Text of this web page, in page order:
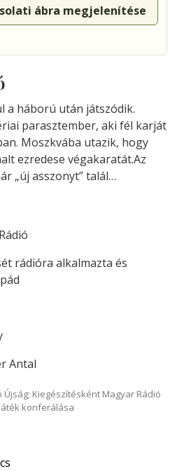
ábra megjelenítése
a háború után játszódik.
parasztember, aki fél karját
Moszkvába utazik, hogy
ezredese végakaratát.Az
„új asszonyt” talál…
rádióra alkalmazta és
Antal
Újság; Kiegészítésként Magyar Rádió
konferálása